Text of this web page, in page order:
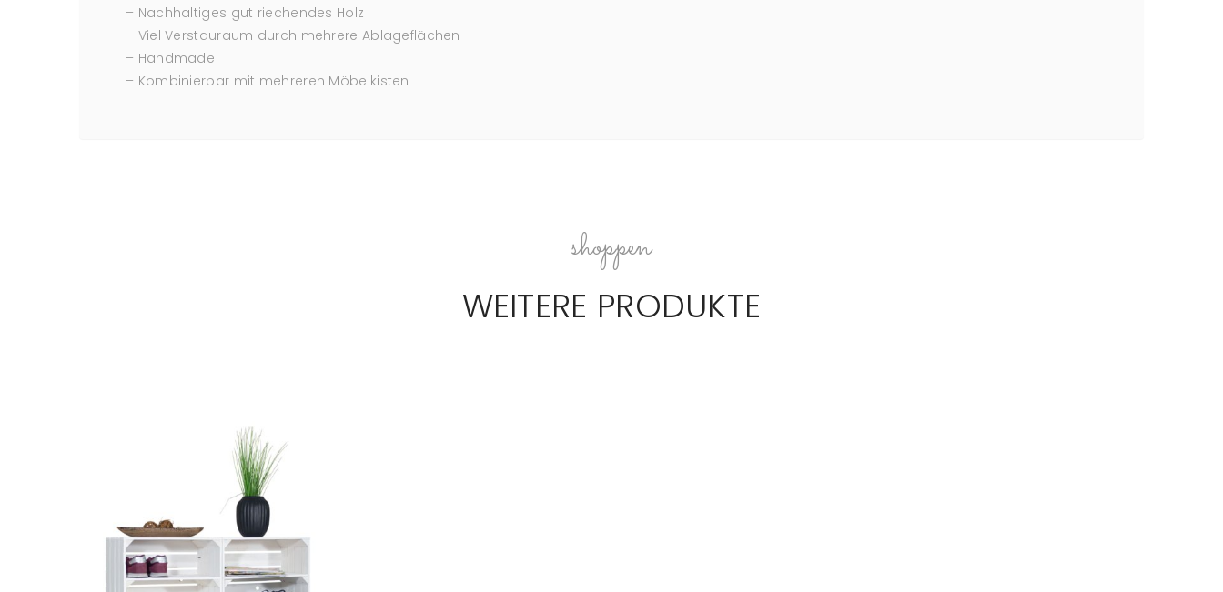
– Nachhaltiges gut riechendes Holz
– Viel Verstauraum durch mehrere Ablageflächen
– Handmade
– Kombinierbar mit mehreren Möbelkisten
shoppen
WEITERE PRODUKTE